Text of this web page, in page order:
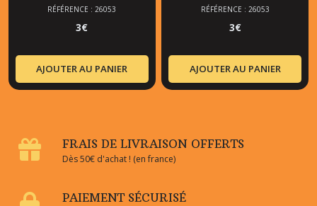
RÉFÉRENCE : 26053
3€
AJOUTER AU PANIER
RÉFÉRENCE : 26053
3€
AJOUTER AU PANIER
FRAIS DE LIVRAISON OFFERTS
Dès 50€ d'achat ! (en france)
PAIEMENT SÉCURISÉ